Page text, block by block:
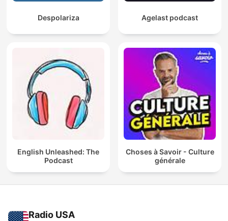
Despolariza Agelast podcast
English Unleashed: The
Podcast
Choses à Savoir - Culture
générale
Radio USA